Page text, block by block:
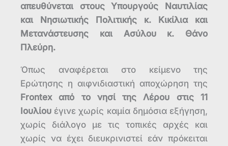
απευθύνεται στους Υπουργούς Ναυτιλίας
και Νησιωτικής Πολιτικής κ. Κικίλια και
Μετανάστευσης και Ασύλου κ. Θάνο
Πλεύρη.
Όπως αναφέρεται στο κείμενο της
Ερώτησης η αιφνιδιαστική αποχώρηση της
Frontex από το νησί της Λέρου στις 11
Ιουλίου έγινε χωρίς καμία δημόσια εξήγηση,
χωρίς διάλογο με τις τοπικές αρχές και
χωρίς να έχει διευκρινιστεί εάν πρόκειται